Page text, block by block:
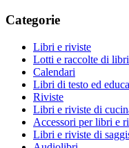
Categorie
Libri e riviste
Lotti e raccolte di
Calendari
Libri di testo ed
Riviste
Libri e riviste di
Accessori per libri e
Libri e riviste di